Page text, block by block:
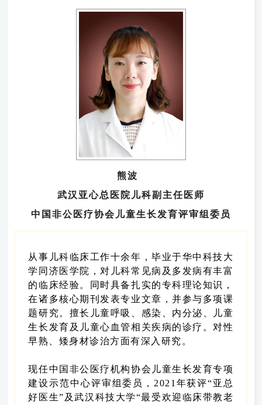
熊波
武汉亚心总医院儿科副主任医师
中国非公医疗协会儿童生长发育评审组委员
从事儿科临床工作十余年，毕业于华中科技大
学同济医学院，对儿科常见病及多发病有丰富
的临床经验。同时具备扎实的专科理论知识，
在诸多核心期刊发表专业文章，并参与多项课
题研究。擅长儿童呼吸、感染、内分泌、儿童
生长发育及儿童心血管相关疾病的诊疗。对性
早熟、矮身材诊治方面有深入研究。
现任中国非公医疗机构协会儿童生长发育专项
建设示范中心评审组委员，2021年获评“亚总
好医生”及武汉科技大学“最受欢迎临床带教老